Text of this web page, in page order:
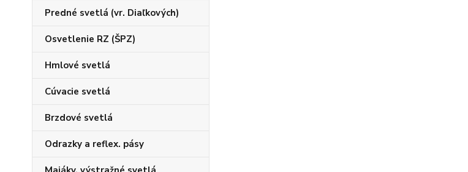
Predné svetlá (vr. Diaľkových)
Osvetlenie RZ (ŠPZ)
Hmlové svetlá
Cúvacie svetlá
Brzdové svetlá
Odrazky a reflex. pásy